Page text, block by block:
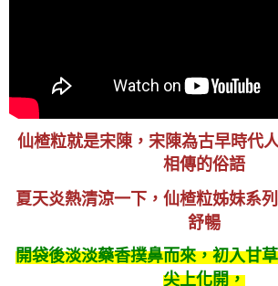
仙楂粒就是宋陳，宋陳為古早時代
相傳的俗語
夏天炎熱清涼一下，仙楂粒姊妹系
舒暢
開袋後淡淡藥香撲鼻而來，初入甘
尖上化開，